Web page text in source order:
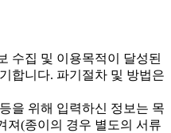
수집 및 이용목적이 달성된
합니다. 파기절차 및 방법은
을 위해 입력하신 정보는 목
져(종이의 경우 별도의 서류